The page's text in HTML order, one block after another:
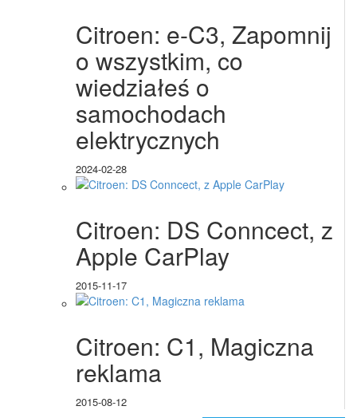
Citroen: e-C3, Zapomnij
o wszystkim, co
wiedziałeś o
samochodach
elektrycznych
2024-02-28
Citroen: DS Conncect, z
Apple CarPlay
2015-11-17
Citroen: C1, Magiczna
reklama
2015-08-12